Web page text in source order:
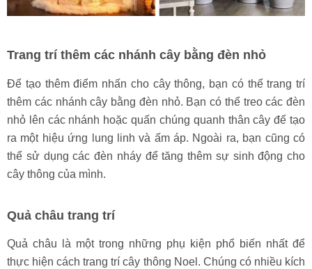
Trang trí thêm các nhánh cây bằng đèn nhỏ
Để tạo thêm điểm nhấn cho cây thông, bạn có thể trang trí
thêm các nhánh cây bằng đèn nhỏ. Bạn có thể treo các đèn
nhỏ lên các nhánh hoặc quấn chúng quanh thân cây để tạo
ra một hiệu ứng lung linh và ấm áp. Ngoài ra, bạn cũng có
thể sử dụng các đèn nháy để tăng thêm sự sinh động cho
cây thông của mình.
Quả châu trang trí
Quả châu là một trong những phụ kiện phổ biến nhất để
thực hiện cách trang trí cây thông Noel. Chúng có nhiều kích